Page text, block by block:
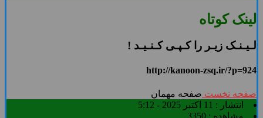
لینک کوتاه
لـیـنـک زیـر را کـپـی کـنـیـد !
http://kanoon-zsq.ir/?p=924
صفحه نخست صفحه مهمان
انتشار : 11 اکتبر 2025 - 5:12
مشاهده : 3350